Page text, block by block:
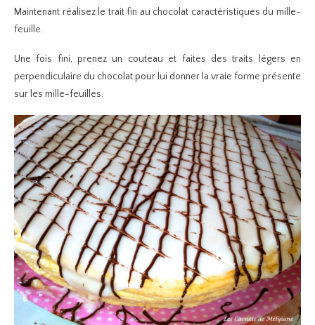
Maintenant réalisez le trait fin au chocolat caractéristiques du mille-
feuille.
Une fois fini, prenez un couteau et faites des traits légers en
perpendiculaire du chocolat pour lui donner la vraie forme présente
sur les mille-feuilles.